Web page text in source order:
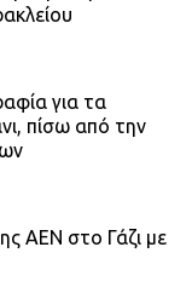
για τα
πίσω από την
ΑΕΝ στο Γάζι με